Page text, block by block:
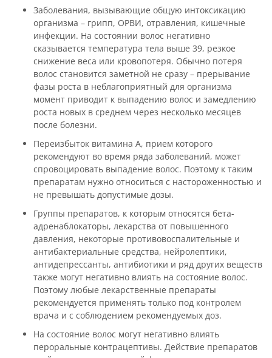
Заболевания, вызывающие общую интоксикацию
организма – грипп, ОРВИ, отравления, кишечные
инфекции. На состоянии волос негативно
сказывается температура тела выше 39, резкое
снижение веса или кровопотеря. Обычно потеря
волос становится заметной не сразу – прерывание
фазы роста в неблагоприятный для организма
момент приводит к выпадению волос и замедлению
роста новых в среднем через несколько месяцев
после болезни.
Переизбыток витамина А, прием которого
рекомендуют во время ряда заболеваний, может
спровоцировать выпадение волос. Поэтому к таким
препаратам нужно относиться с настороженностью и
не превышать допустимые дозы.
Группы препаратов, к которым относятся бета-
адренаблокаторы, лекарства от повышенного
давления, некоторые противовоспалительные и
антибактериальные средства, нейролептики,
антидепрессанты, антибиотики и ряд других веществ
также могут негативно влиять на состояние волос.
Поэтому любые лекарственные препараты
рекомендуется применять только под контролем
врача и с соблюдением рекомендуемых доз.
На состояние волос могут негативно влиять
пероральные контрацептивы. Действие препаратов